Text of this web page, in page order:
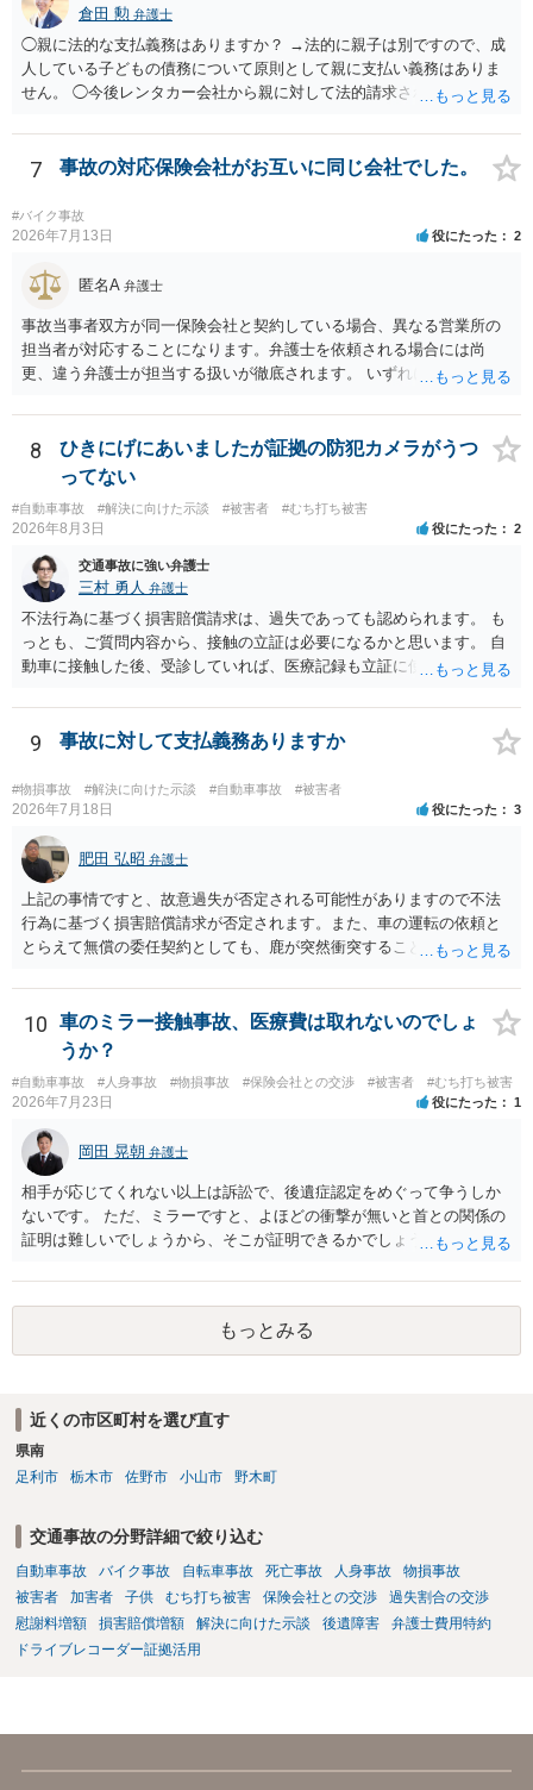
倉田 勲 弁護士
◯親に法的な支払義務はありますか？ →法的に親子は別ですので、成
人している子どもの債務について原則として親に支払い義務はありま
せん。 ◯今後レンタカー会社から親に対して法的請求される可能性は
低いでしょう。 ◯親である私は今後どう対応すべきでしょうか？ →債
権者に対してご自身は支払いを拒み、請求するのであれば本人に対し
7 事故の対応保険会社がお互いに同じ会社でした。
#バイク事故
2026年7月13日 役にたった 2
匿名A 弁護士
事故当事者双方が同一保険会社と契約している場合、異なる営業所の
担当者が対応することになります。弁護士を依頼される場合には尚
更、違う弁護士が担当する扱いが徹底されます。 いずれにしても、交
8
ひきにげにあいましたが証拠の防犯カメラがうつ
ってない
#自動車事故 #解決に向けた示談 #被害者 #むち打ち被害
2026年8月3日 役にたった 2
交通事故に強い弁護士
三村 勇人 弁護士
不法行為に基づく損害賠償請求は、過失であっても認められます。 も
っとも、ご質問内容から、接触の立証は必要になるかと思います。 自
動車に接触した後、受診していれば、医療記録も立証に使えるかと思
士にご相談ください。
9 事故に対して支払義務ありますか
#物損事故 #解決に向けた示談 #自動車事故 #被害者
2026年7月18日 役にたった 3
肥田 弘昭 弁護士
上記の事情ですと、故意過失が否定される可能性がありますので不法
行為に基づく損害賠償請求が否定されます。また、車の運転の依頼と
とらえて無償の委任契約としても、鹿が突然衝突することは予見がで
償請求も成立しない可能性があります。以上の理由から支払義務は否
定される可能性が高いです。ご参考にしてください。
10
車のミラー接触事故、医療費は取れないのでしょ
うか？
#自動車事故 #人身事故 #物損事故 #保険会社との交渉 #被害者 #むち打ち被害
2026年7月23日 役にたった 1
岡田 晃朝 弁護士
相手が応じてくれない以上は訴訟で、後遺症認定をめぐって争うしか
ないです。 ただ、ミラーですと、よほどの衝撃が無いと首との関係の
証明は難しいでしょうから、そこが証明できるかでしょうね。
もっとみる
近くの市区町村を選び直す
県南
足利市
栃木市 佐野市 小山市 野木町
交通事故の分野詳細で絞り込む
自動車事故 バイク事故 自転車事故 死亡事故 人身事故
物損事故
被害者
加害者 子供 むち打ち被害 保険会社との交渉
過失割合の交渉
慰謝料増額
損害賠償増額 解決に向けた示談 後遺障害
弁護士費用特約
ドライブレコーダー証拠活用